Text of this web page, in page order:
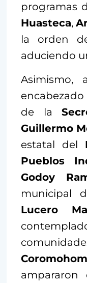
programas
Huasteca,
la orden
aduciendo
Asimismo,
de la
Guillermo
estatal del
Pueblos
Godoy
municipal
Lucero
Coromohom